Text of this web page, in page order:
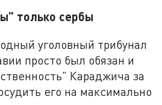
только сербы
уголовный трибунал
просто был обязан и
Караджича за
его на максимально